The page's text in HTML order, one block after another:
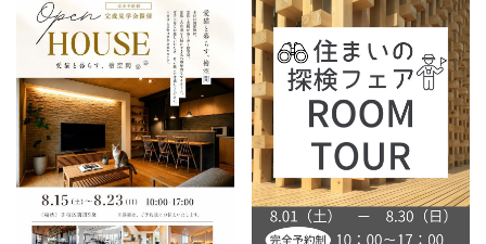
全国の展示場
北海道
札幌
東北
お近くのイベント
北海道
札幌
札幌
小樽
東北